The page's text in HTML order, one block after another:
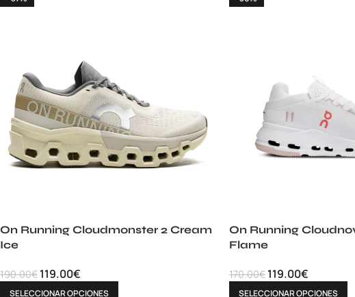
On Running Cloudmonster 2 Cream
Ice
190.00€ 119.00€
SELECCIONAR OPCIONES
On Running
Flame
170.00€ 119.00€
SELECCIONAR OPCIONES